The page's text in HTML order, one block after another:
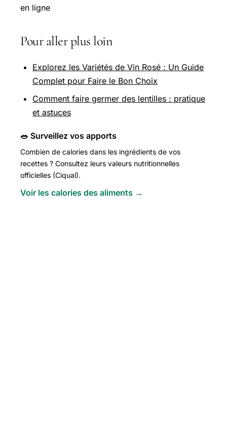
en ligne
Pour aller plus loin
Explorez les Variétés de Vin Rosé : Un Guide
Complet pour Faire le Bon Choix
Comment faire germer des lentilles : pratique
et astuces
🥗 Surveillez vos apports
Combien de calories dans les ingrédients de vos
recettes ? Consultez leurs valeurs nutritionnelles
officielles (Ciqual).
Voir les calories des aliments →